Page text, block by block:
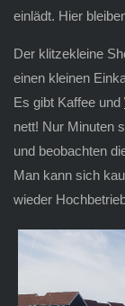
einlädt. Hier
Der klitzekleine
einen kleinen
Es gibt Kaffee und
nett! Nur Minuten
und beobachten
Man kann sich
wieder